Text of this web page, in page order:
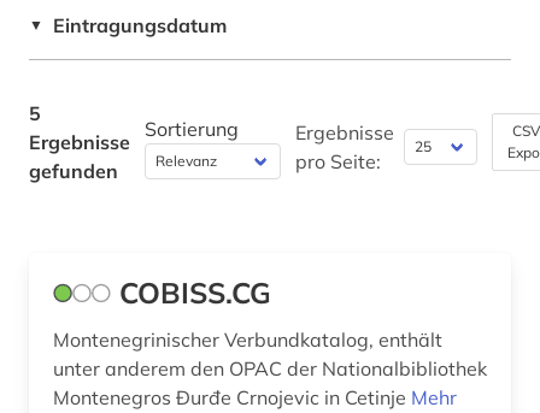
Technik (0)
Fertigungstechnik (0)
▼ Eintragungsdatum
5
Ergebnisse
gefunden
Sortierung
Ergebnisse
pro Seite:
COBISS.CG
Montenegrinischer Verbundkatalog, enthält
unter anderem den OPAC der Nationalbibliothek
Montenegros Đurđe Crnojevic in Cetinje Mehr